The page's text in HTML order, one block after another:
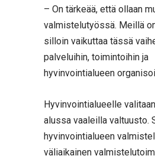
– On tärkeää, että ollaan
valmistelutyössä. Meillä
silloin vaikuttaa tässä
palveluihin, toimintoihin ja
hyvinvointialueen
Hyvinvointialueelle
alussa vaaleilla valtuusto.
hyvinvointialueen
väliaikainen